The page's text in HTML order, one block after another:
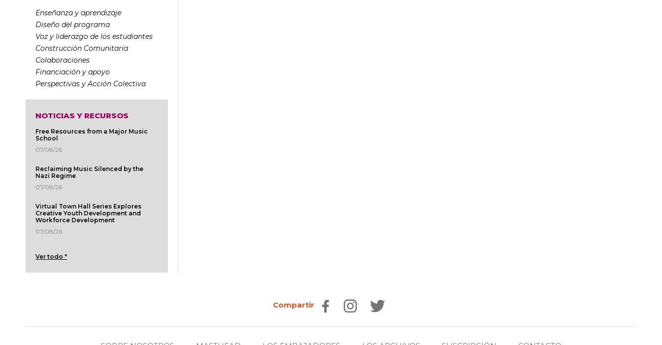
Enseñanza y aprendizaje
Diseño del programa
Voz y liderazgo de los estudiantes
Construcción Comunitaria
Colaboraciones
Financiación y apoyo
Perspectivas y Acción Colectiva
NOTICIAS Y RECURSOS
Free Resources from a Major Music
School
07/08/26
Reclaiming Music Silenced by the
Nazi Regime
07/08/26
Virtual Town Hall Series Explores
Creative Youth Development and
Workforce Development
07/08/26
Ver todo "
Compartir